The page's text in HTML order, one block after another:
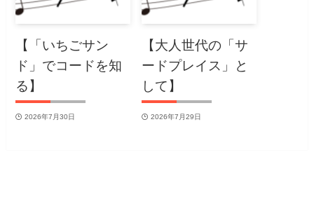
【「いちごサン
ド」でコードを知
る】
2026年7月30日
【大人世代の「サ
ードプレイス」と
して】
2026年7月29日